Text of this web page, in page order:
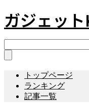
ガジェッ
トップページ
ランキング
記事一覧